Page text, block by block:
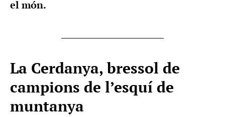
el món.
La Cerdanya, bressol de
campions de l’esquí de
muntanya